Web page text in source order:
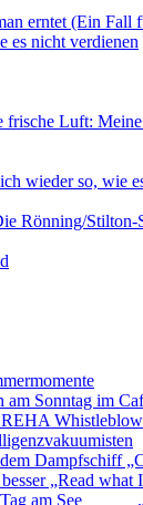
erntet (Ein Fall
es nicht verdienen
frische Luft:
wieder so, wie
Rönning/Stilton-
am Sonntag im
REHA
Dampfschiff
„Read
am See